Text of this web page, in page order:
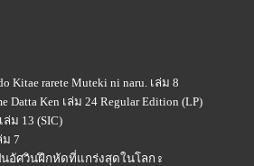
Kitae rarete Muteki ni naru. เล่ม 8
Ken เล่ม 24 Regular Edition (LP)
ม 13 (SIC)
ม 7
นอัศวินฝึกหัดที่แกร่งสุดในโลก♀